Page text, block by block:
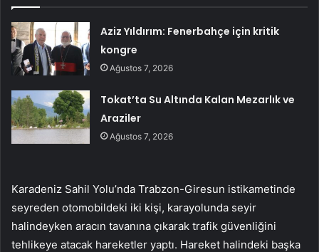
Aziz Yıldırım: Fenerbahçe için kritik
kongre
Ağustos 7, 2026
Tokat’ta Su Altında Kalan Mezarlık ve
Araziler
Ağustos 7, 2026
Karadeniz Sahil Yolu’nda Trabzon-Giresun istikametinde
seyreden otomobildeki iki kişi, karayolunda seyir
halindeyken aracın tavanına çıkarak trafik güvenliğini
tehlikeye atacak hareketler yaptı. Hareket halindeki başka